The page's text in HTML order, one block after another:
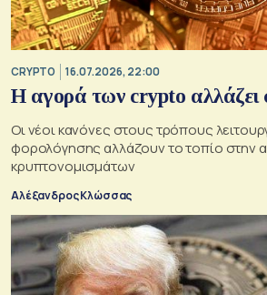
CRYPTO 16.07.2026, 22:00
Η αγορά των crypto
Οι νέοι κανόνες στους τρόπους
φορολόγησης αλλάζουν το τοπίο στην
κρυπτονομισμάτων
Αλέξανδρος Κλώσσας